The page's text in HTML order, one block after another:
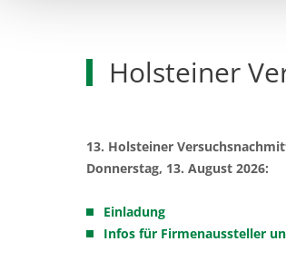
Holsteiner
13. Holsteiner
Donnerstag, 13. August 2026:
Einladung
Infos für Firmenaussteller